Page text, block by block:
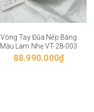
Vòng Tay Đũa Nếp Băng
Màu Lam Nhẹ VT-28-003
88.990.000₫